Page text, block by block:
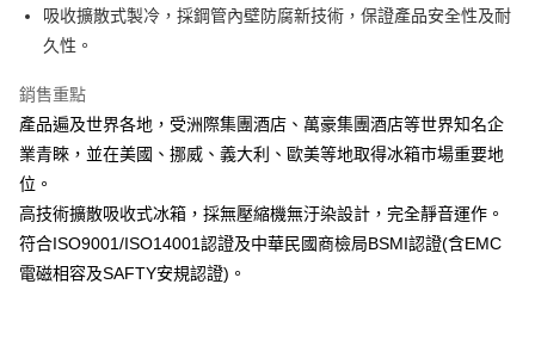
AFTEE先享後付
【關於「AFTEE先享後付」】
AFTEE先享後付是「在收到商品之後才付款」的支付方式。 讓您購物簡單
便利好安心！
１．簡單：不需註冊會員、不需綁卡、不需儲值。
２．便利：只要手機號碼，簡訊認證，即可結帳。
３．安心：先確認商品／服務後，再付款。
【「AFTEE先享後付」結帳流程】
１．於結帳方式選擇「AFTEE先享後付」後，將跳轉至「AFTEE先享後付」
結帳頁面，進行簡訊認證並確認金額後，即可完成結帳。
運送方式
宅配(請注意配件不含在免運內)
免運費
吸收擴散式製冷，採鋼管內壁防腐新技術，保證產品安全性及耐
久性。
銷售重點
產品遍及世界各地，受洲際集團酒店、萬豪集團酒店等世界知名企
業青睞，並在美國、挪威、義大利、歐美等地取得冰箱市場重要地
位。
高技術擴散吸收式冰箱，採無壓縮機無汙染設計，完全靜音運作。
符合ISO9001/ISO14001認證及中華民國商檢局BSMI認證(含EMC
電磁相容及SAFTY安規認證)。